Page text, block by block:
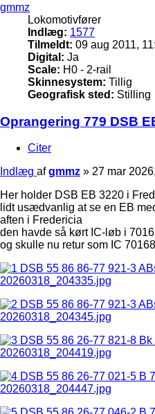
gmmz
Lokomotivfører
Indlæg: 1577
Tilmeldt: 09 aug 2011,
Digital: Ja
Scale: H0 - 2-rail
Skinnesystem: Tillig
Geografisk sted: Stilling
Oprangering 779 DSB
Citer
Indlæg afgmmz » 27 mar
Her holder DSB EB 3220 i
lidt usædvanlig at se en EB
aften i Fredericia
den havde så kørt IC-løb i
og skulle nu retur som IC 70168